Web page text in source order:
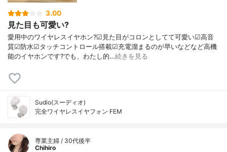
3.00
見た目も可愛い?
愛用中のワイヤレスイヤホン?☑見た目がコロンとしてて可愛い☑高音
質☑防水☑タッチコントロール搭載☑充電溜まるのが早いなどなど高機
能のイヤホンです?でも、わたし的…続きを見る
Sudio(スーディオ)
完全ワイヤレスイヤフォン FEM
専業主婦 / 30代後半
Chihiro